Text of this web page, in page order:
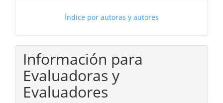
Índice por autoras y autores
Información para
Evaluadoras y
Evaluadores